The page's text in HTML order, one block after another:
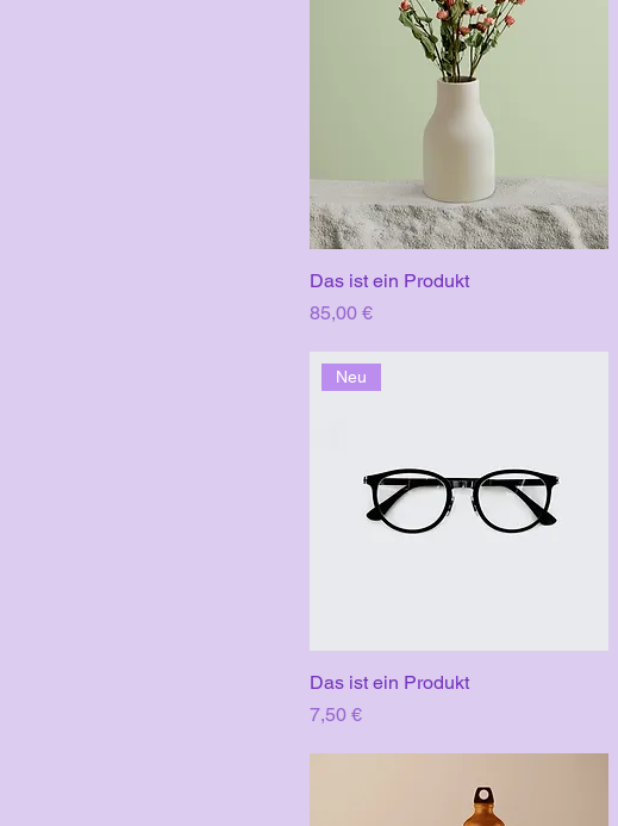
Das ist ein Produkt
Preis
85,00 €
Neu
Das ist ein Produkt
Preis
7,50 €